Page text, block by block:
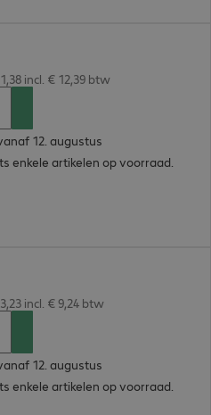
incl. € 12,39 btw
12. augustus
enkele artikelen op voorraad.
incl. € 9,24 btw
12. augustus
enkele artikelen op voorraad.